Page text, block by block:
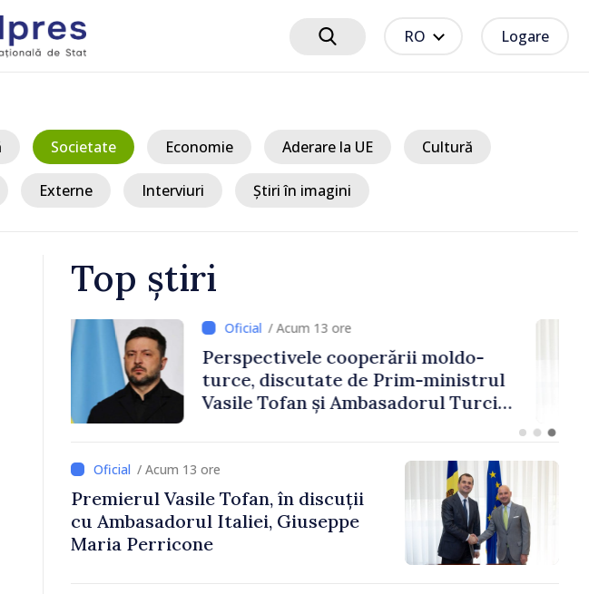
RO Logare
Societate Economie Aderare la UE Cultură
Externe Interviuri Știri în imagini
Top știri
/ Acum 13 ore
Perspectivele cooperării moldo-
turce, discutate de Prim-ministrul
Vasile Tofan și Ambasadorul Turciei,
Uygar Mustafa Sertel
/ Acum 13 ore
Premierul Vasile Tofan, în discuții
cu Ambasadorul Italiei, Giuseppe
Maria Perricone